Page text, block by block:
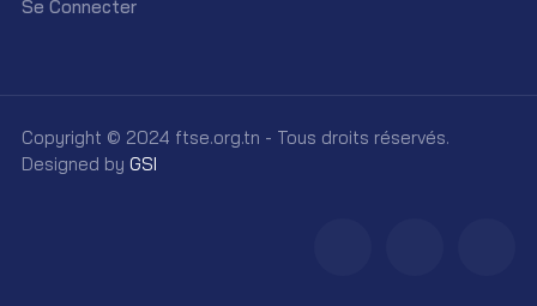
Se Connecter
Copyright © 2024 ftse.org.tn - Tous droits réservés.
Designed by GSI